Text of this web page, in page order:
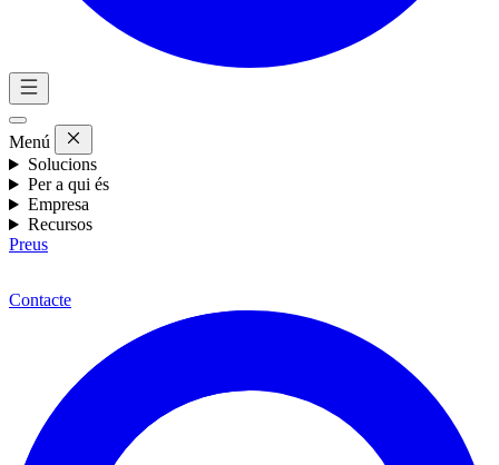
Menú
Solucions
Per a qui és
Empresa
Recursos
Preus
Contacte